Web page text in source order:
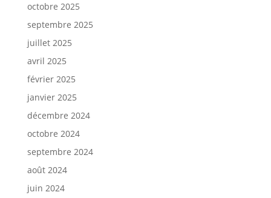
octobre 2025
septembre 2025
juillet 2025
avril 2025
février 2025
janvier 2025
décembre 2024
octobre 2024
septembre 2024
août 2024
juin 2024